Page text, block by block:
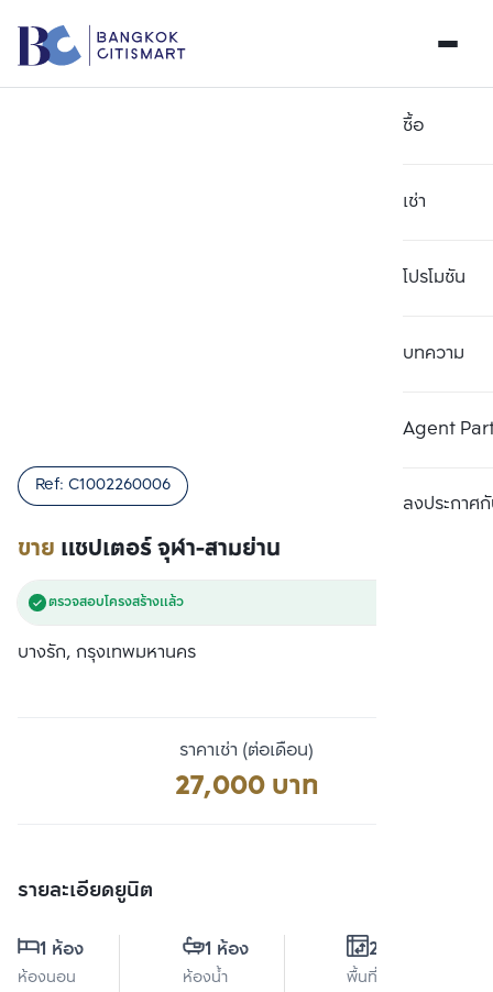
ซื้อ
เช่า
โปรโมชัน
บทความ
Agent
ลงประกาศกั
ขาย แชปเตอร์ จุฬา-สามย่าน
Ref: C1002260006
ตรวจสอบโครงสร้างแล้ว
บางรัก, กรุงเทพมหานคร
ราคาเช่า (ต่อเดือน)
27,000 บาท
รายละเอียดยูนิต
1 ห้อง
ห้องนอน
1 ห้อง
ห้องน้ำ
20 ตร.ม.
พื้นที่ใช้สอย
เปรียบเทียบ